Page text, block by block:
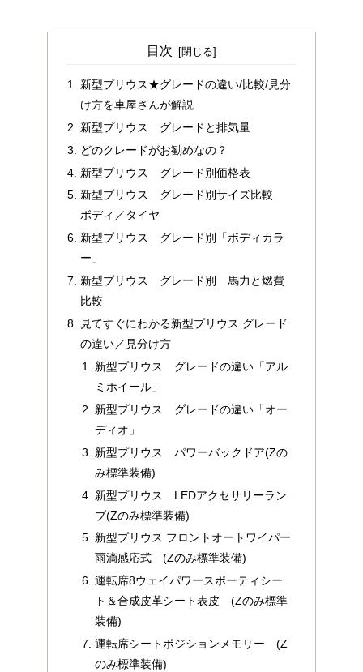
目次
新型プリウス★グレードの違い/比較/見分
け方を車屋さんが解説
新型プリウス グレードと排気量
どのクレードがお勧めなの？
新型プリウス グレード別価格表
新型プリウス グレード別サイズ比較
ボディ／タイヤ
新型プリウス グレード別「ボディカラ
ー」
新型プリウス グレード別 馬力と燃費
比較
見てすぐにわかる新型プリウス グレード
の違い／見分け方
新型プリウス グレードの違い「アル
ミホイール」
新型プリウス グレードの違い「オー
ディオ」
新型プリウス パワーバックドア(Zの
み標準装備)
新型プリウス LEDアクセサリーラン
プ(Zのみ標準装備)
新型プリウス フロントオートワイパー
雨滴感応式 (Zのみ標準装備)
運転席8ウェイパワースポーティシー
ト＆合成皮革シート表皮 (Zのみ標準
装備)
運転席シートポジションメモリー (Z
のみ標準装備)